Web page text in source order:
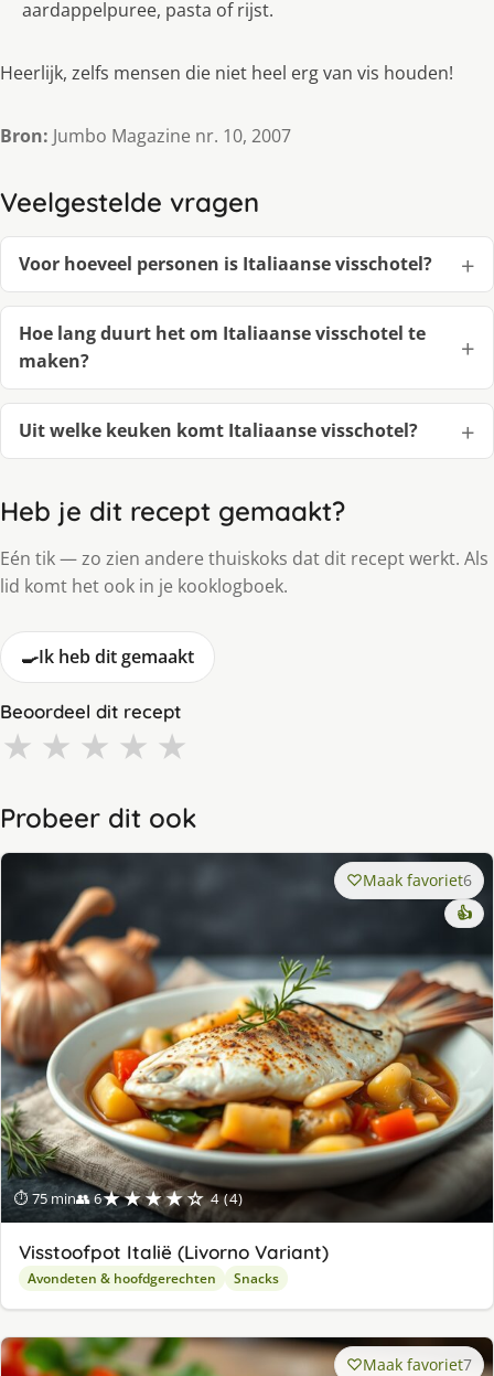
aardappelpuree, pasta of rijst.
Heerlijk, zelfs mensen die niet heel erg van vis houden!
Bron: Jumbo Magazine nr. 10, 2007
Veelgestelde vragen
Voor hoeveel personen is Italiaanse visschotel?
Hoe lang duurt het om Italiaanse visschotel te
maken?
Uit welke keuken komt Italiaanse visschotel?
Heb je dit recept gemaakt?
Eén tik — zo zien andere thuiskoks dat dit recept werkt. Als
lid komt het ook in je kooklogboek.
🍳Ik heb dit gemaakt
Beoordeel dit recept
★ ★ ★ ★ ★
Probeer dit ook
⏱ 75 min👥 6★★★★☆ 4 (4)
Maak favoriet6
👍
Visstoofpot Italië (Livorno Variant)
Avondeten & hoofdgerechten Snacks
Maak favoriet7